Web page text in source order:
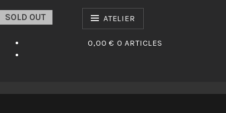
au
ATELIER
0,00 € 0 ARTICLES
SOLD OUT